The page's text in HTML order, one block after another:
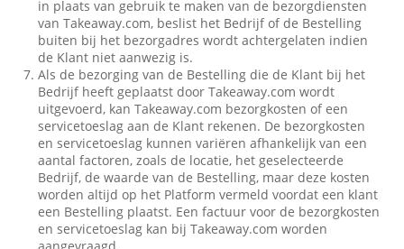
in plaats van gebruik te maken van de bezorgdiensten
van Takeaway.com, beslist het Bedrijf of de Bestelling
buiten bij het bezorgadres wordt achtergelaten indien
de Klant niet aanwezig is.
Als de bezorging van de Bestelling die de Klant bij het
Bedrijf heeft geplaatst door Takeaway.com wordt
uitgevoerd, kan Takeaway.com bezorgkosten of een
servicetoeslag aan de Klant rekenen. De bezorgkosten
en servicetoeslag kunnen variëren afhankelijk van een
aantal factoren, zoals de locatie, het geselecteerde
Bedrijf, de waarde van de Bestelling, maar deze kosten
worden altijd op het Platform vermeld voordat een klant
een Bestelling plaatst. Een factuur voor de bezorgkosten
en servicetoeslag kan bij Takeaway.com worden